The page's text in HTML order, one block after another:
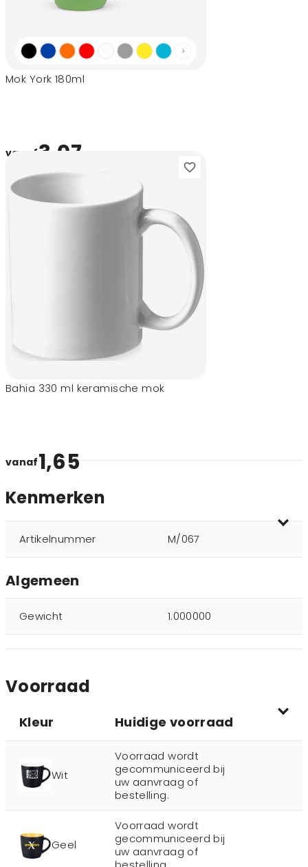
Mok York 180ml
vanaf3,07
Bahia 330 ml keramische mok
vanaf1,65
Kenmerken
Artikelnummer M/067
Algemeen
Gewicht 1.000000
Voorraad
Kleur Huidige voorraad
Wit
Voorraad wordt
gecommuniceerd bij
uw aanvraag of
bestelling.
Geel
Voorraad wordt
gecommuniceerd bij
uw aanvraag of